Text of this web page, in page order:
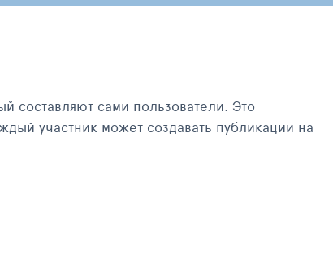
составляют сами пользователи. Это
участник может создавать публикации на